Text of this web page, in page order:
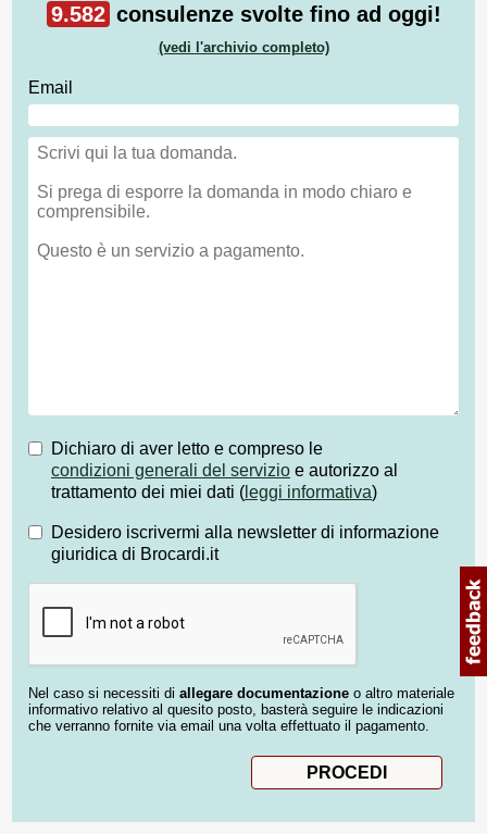
9.582 consulenze svolte fino ad oggi!
(vedi l'archivio completo)
Email
Dichiaro di aver letto e compreso le
condizioni generali del servizio e autorizzo al
trattamento dei miei dati ( leggi informativa)
Desidero iscrivermi alla newsletter di informazione
giuridica di Brocardi.it
Nel caso si necessiti di allegare documentazione o altro materiale
informativo relativo al quesito posto, basterà seguire le indicazioni
che verranno fornite via email una volta effettuato il pagamento.